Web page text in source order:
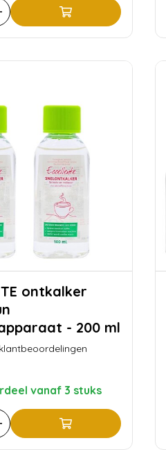
- 200 ml
klantbeoordelingen
vanaf 3 stuks